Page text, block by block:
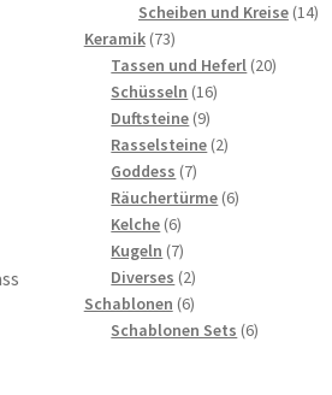
Produkte
Scheiben und Kreise 1414
Keramik 7373
Produkte
Tassen und Heferl 2020
Schüsseln 1616
Duftsteine 99
Produkte
Rasselsteine 22
Goddess 77
Produkte
Räuchertürme 66
Kelche 66
Produkte
Kugeln 77
Produkte
Diverses 22
Produkte
Schablonen 66
Produkte
Schablonen Sets 66